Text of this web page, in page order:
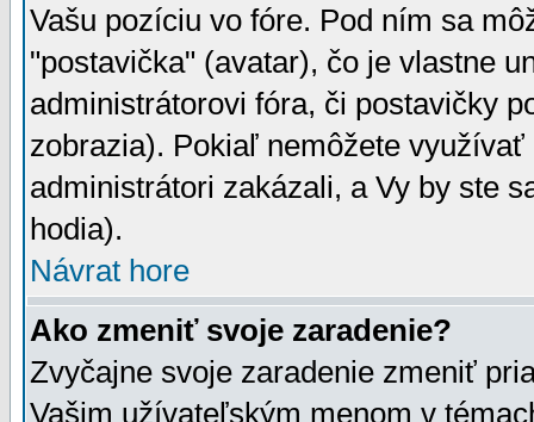
Vašu pozíciu vo fóre. Pod ním sa
"postavička" (avatar), čo je vlastne
administrátorovi fóra, či postavičky
zobrazia). Pokiaľ nemôžete
administrátori zakázali, a Vy by ste
hodia).
Návrat hore
Ako zmeniť svoje zaradenie?
Zvyčajne svoje zaradenie zmeniť
Vašim užívateľským menom v